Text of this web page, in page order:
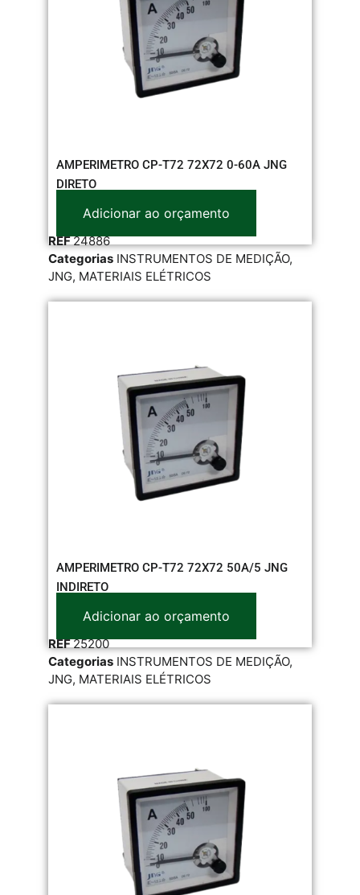
AMPERIMETRO CP-T72 72X72 0-60A JNG
DIRETO
Adicionar ao orçamento
REF24886
Categorias INSTRUMENTOS DE MEDIÇÃO,
JNG, MATERIAIS ELÉTRICOS
AMPERIMETRO CP-T72 72X72 50A/5 JNG
INDIRETO
Adicionar ao orçamento
REF25200
Categorias INSTRUMENTOS DE MEDIÇÃO,
JNG, MATERIAIS ELÉTRICOS